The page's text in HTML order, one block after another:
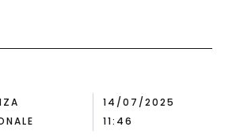
14/07/2025
11:46